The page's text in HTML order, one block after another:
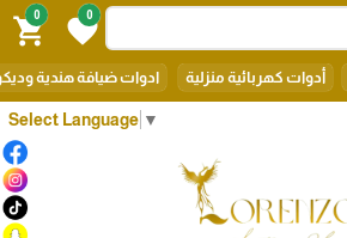
Select Language ▼
0
favorite
0
shopping_cart
أدوات كهربائية منزلية ادوات ضيافة هندية